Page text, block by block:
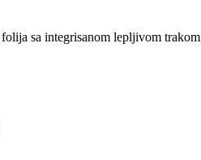
sa integrisanom lepljivom trakom